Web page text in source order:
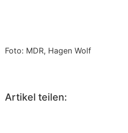
Foto: MDR, Hagen Wolf
Artikel teilen: